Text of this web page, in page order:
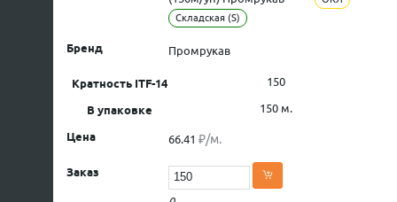
Складская (S)
Промрукав
150
150 м.
66.41 ₽/м.